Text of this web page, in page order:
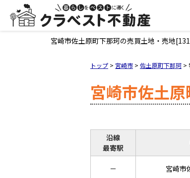
宮崎市佐土原町下那珂の売買土地・売地
トップ > 宮崎市 > 佐土原町下那珂 >
宮崎市佐土
沿線
最寄駅
－ 宮崎市